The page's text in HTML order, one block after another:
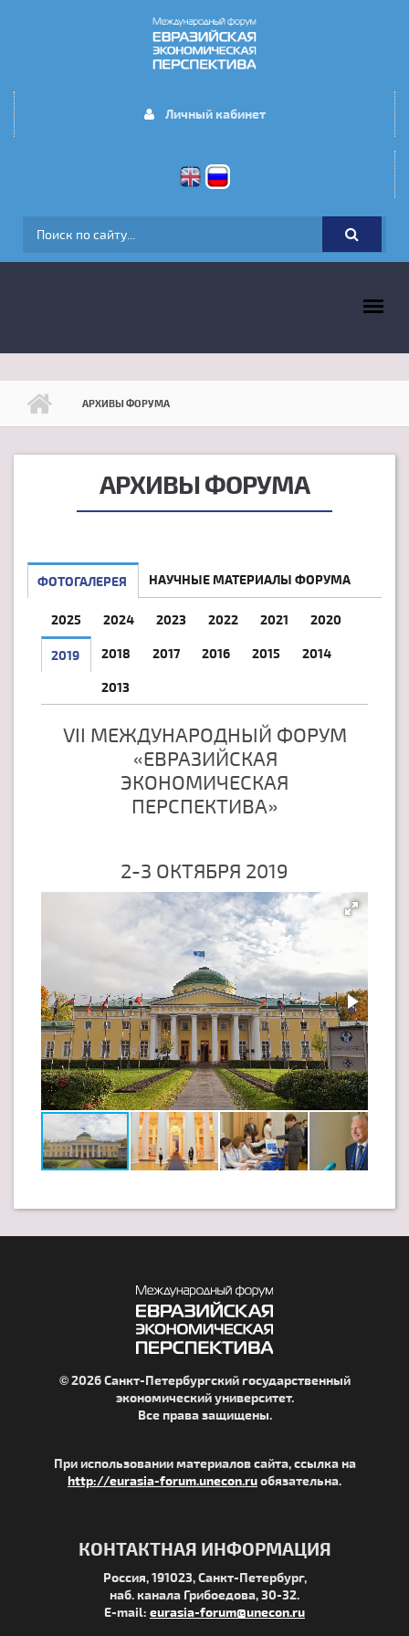
Личный кабинет
ФОРМА ПОИСКА
АРХИВЫ ФОРУМА
АРХИВЫ ФОРУМА
ФОТОГАЛЕРЕЯ НАУЧНЫЕ МАТЕРИАЛЫ ФОРУМА
2025 2024 2023 2022 2021 2020
2019 2018 2017 2016 2015 2014
2013
VII МЕЖДУНАРОДНЫЙ ФОРУМ
«ЕВРАЗИЙСКАЯ
ЭКОНОМИЧЕСКАЯ
ПЕРСПЕКТИВА»
2-3 ОКТЯБРЯ 2019
© 2026 Санкт-Петербургский государственный
экономический университет.
Все права защищены.
При использовании материалов сайта, ссылка на
http://eurasia-forum.unecon.ruобязательна.
КОНТАКТНАЯ ИНФОРМАЦИЯ
Россия, 191023, Санкт-Петербург,
наб. канала Грибоедова, 30-32.
E-mail: eurasia-forum@unecon.ru